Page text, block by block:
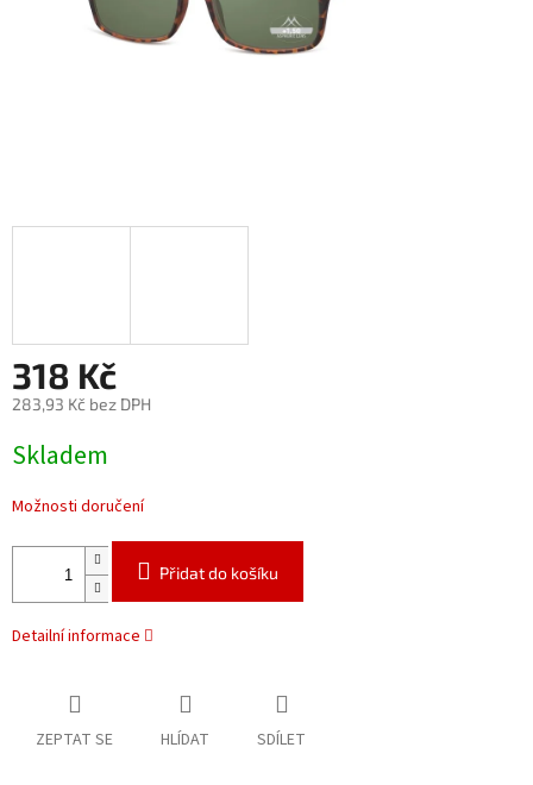
318 Kč
283,93 Kč bez DPH
cena:
Skladem
Možnosti doručení
Přidat do košíku
Detailní informace
ZEPTAT SE HLÍDAT SDÍLET